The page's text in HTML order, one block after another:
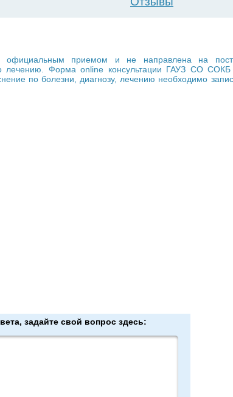
приемом и не направлена на
лечению. Форма online консультации ГАУЗ СО
по болезни, диагнозу, лечению необходимо
задайте свой вопрос здесь: